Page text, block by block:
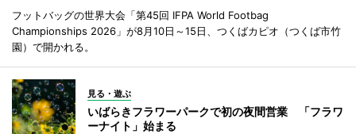
フットバッグの世界大会「第45回 IFPA World Footbag
Championships 2026」が8月10日～15日、つくばカピオ（つくば市竹
園）で開かれる。
見る・遊ぶ
いばらきフラワーパークで初の夜間営業 「フラワ
ーナイト」始まる